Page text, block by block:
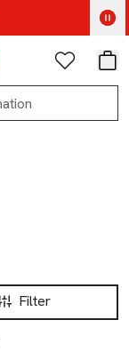
Favoriter
Filter